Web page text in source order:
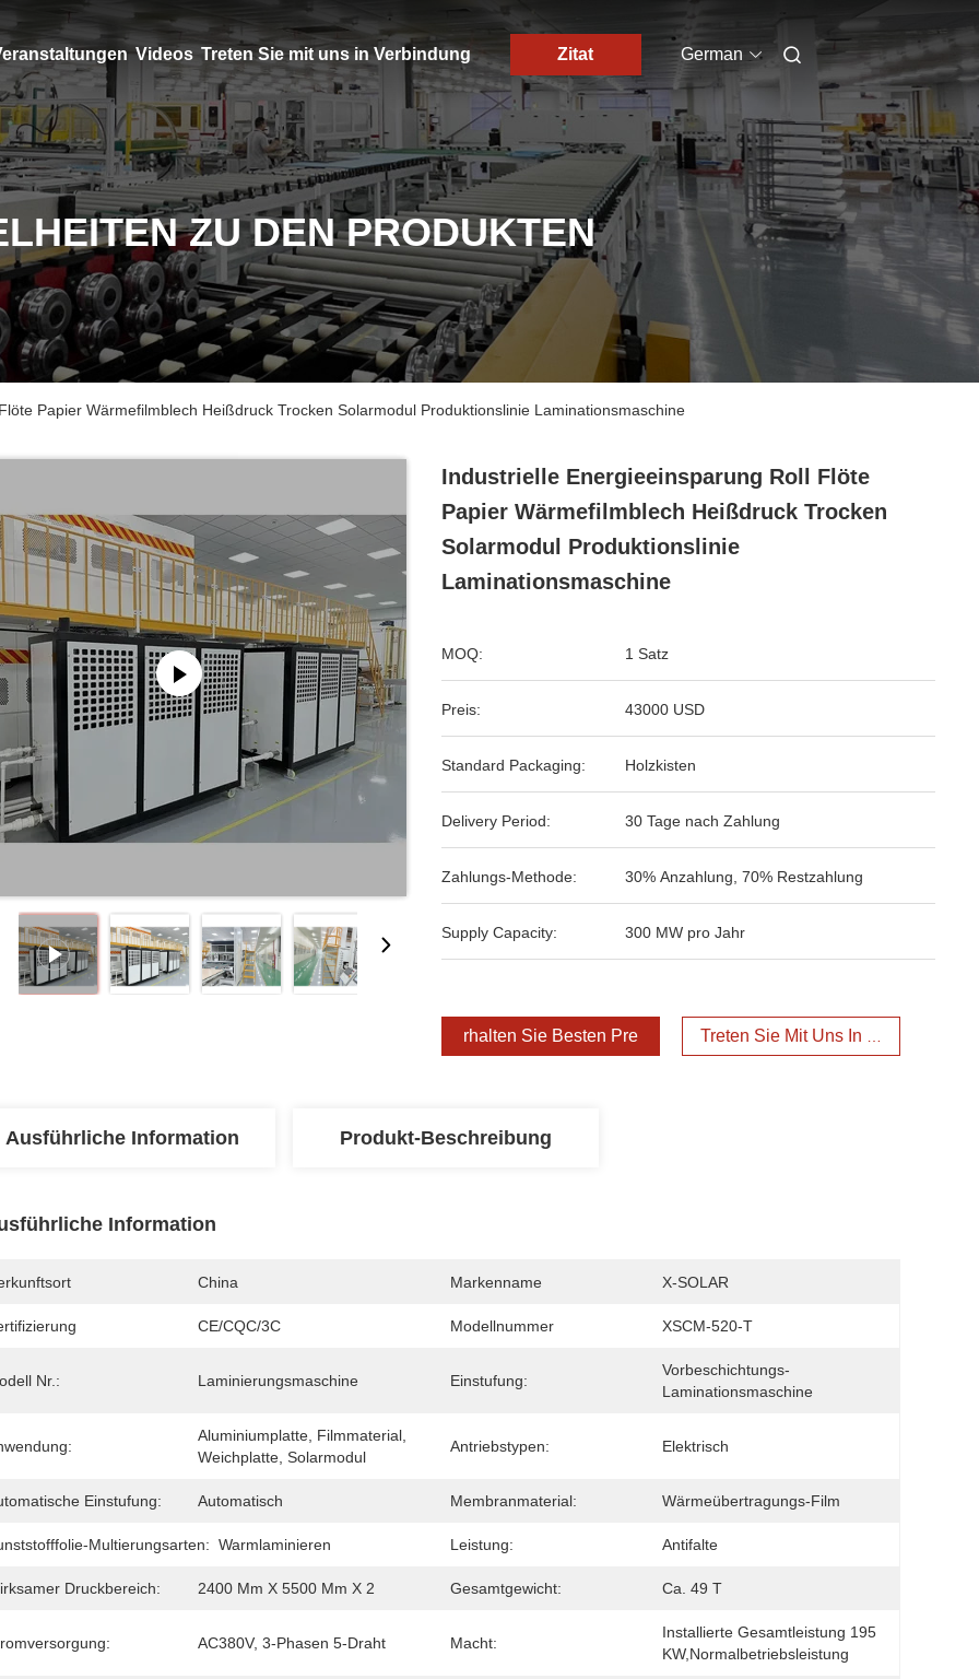
Videos Treten Sie mit uns in Verbindung Zitat German
ZU DEN PRODUKTEN
Papier Wärmefilmblech Heißdruck Trocken Solarmodul Produktionslinie Laminationsmaschine
Industrielle Energieeinsparung Roll Flöte
Papier Wärmefilmblech Heißdruck Trocken
Solarmodul Produktionslinie
Laminationsmaschine
MOQ: 1 Satz
Preis: 43000 USD
Standard Packaging: Holzkisten
Delivery Period: 30 Tage nach Zahlung
Zahlungs-Methode: 30% Anzahlung, 70% Restzahlung
Supply Capacity: 300 MW pro Jahr
Erhalten Sie Besten Preis Treten Sie Mit Uns In Verbindung
Ausführliche Information Produkt-Beschreibung
Information
China Markenname X-SOLAR
CE/CQC/3C Modellnummer XSCM-520-T
Nr.: Laminierungsmaschine Einstufung:
Vorbeschichtungs-
Laminationsmaschine
Aluminiumplatte, Filmmaterial,
Weichplatte, Solarmodul
Antriebstypen: Elektrisch
Einstufung: Automatisch Membranmaterial: Wärmeübertragungs-Film
Multierungsarten: Warmlaminieren Leistung: Antifalte
Druckbereich: 2400 Mm X 5500 Mm X 2 Gesamtgewicht: Ca. 49 T
AC380V, 3-Phasen 5-Draht Macht:
Installierte Gesamtleistung 195
KW,Normalbetriebsleistung